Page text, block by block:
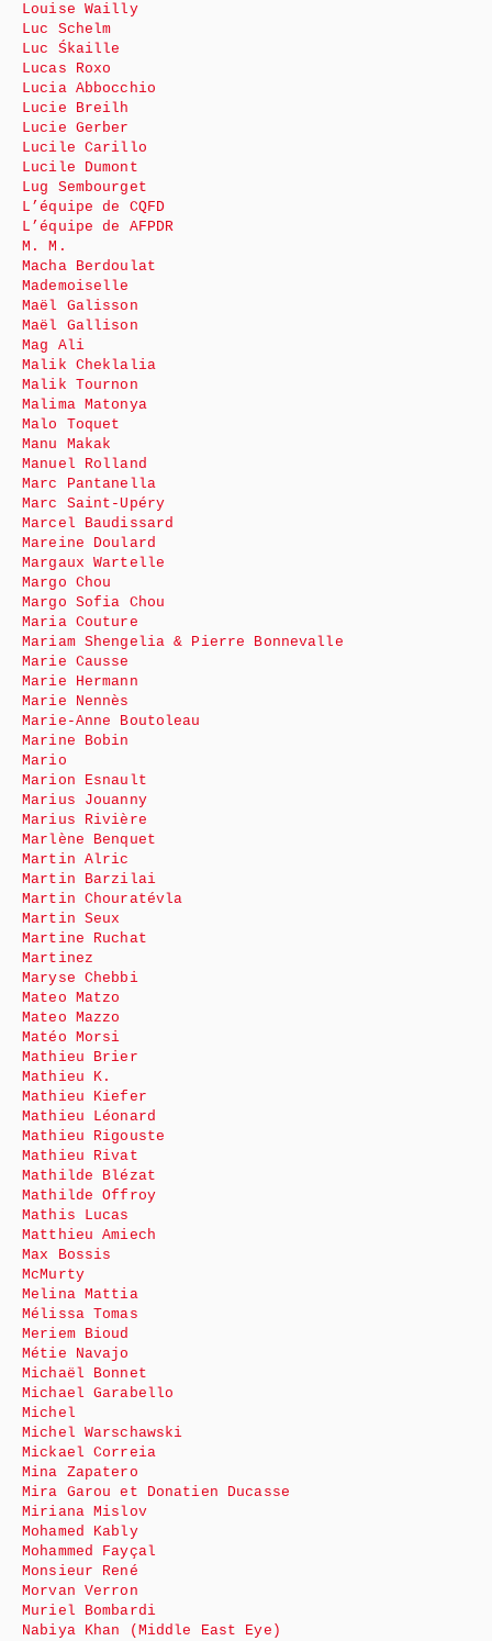
Louise Wailly
Luc Schelm
Luc Śkaille
Lucas Roxo
Lucia Abbocchio
Lucie Breilh
Lucie Gerber
Lucile Carillo
Lucile Dumont
Lug Sembourget
L’équipe de CQFD
L’équipe de AFPDR
M. M.
Macha Berdoulat
Mademoiselle
Maël Galisson
Maël Gallison
Mag Ali
Malik Cheklalia
Malik Tournon
Malima Matonya
Malo Toquet
Manu Makak
Manuel Rolland
Marc Pantanella
Marc Saint-Upéry
Marcel Baudissard
Mareine Doulard
Margaux Wartelle
Margo Chou
Margo Sofia Chou
Maria Couture
Mariam Shengelia & Pierre Bonnevalle
Marie Causse
Marie Hermann
Marie Nennès
Marie-Anne Boutoleau
Marine Bobin
Mario
Marion Esnault
Marius Jouanny
Marius Rivière
Marlène Benquet
Martin Alric
Martin Barzilai
Martin Chouratévla
Martin Seux
Martine Ruchat
Martinez
Maryse Chebbi
Mateo Matzo
Mateo Mazzo
Matéo Morsi
Mathieu Brier
Mathieu K.
Mathieu Kiefer
Mathieu Léonard
Mathieu Rigouste
Mathieu Rivat
Mathilde Blézat
Mathilde Offroy
Mathis Lucas
Matthieu Amiech
Max Bossis
McMurty
Melina Mattia
Mélissa Tomas
Meriem Bioud
Métie Navajo
Michaël Bonnet
Michael Garabello
Michel
Michel Warschawski
Mickael Correia
Mina Zapatero
Mira Garou et Donatien Ducasse
Miriana Mislov
Mohamed Kably
Mohammed Fayçal
Monsieur René
Morvan Verron
Muriel Bombardi
Nabiya Khan (Middle East Eye)